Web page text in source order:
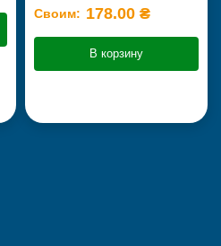
Своим: 178.00 ₴
В корзину